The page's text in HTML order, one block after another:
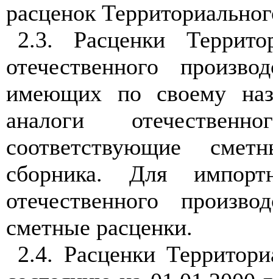
расценок
2.3. Расценки
отечественного
имеющих по своему
аналоги
соответствующие
сборника. Для
отечественного
сметные расценки.
2.4. Расценки